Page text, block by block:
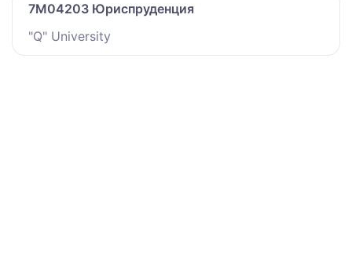
7M04203 Юриспруденция
"Q" University